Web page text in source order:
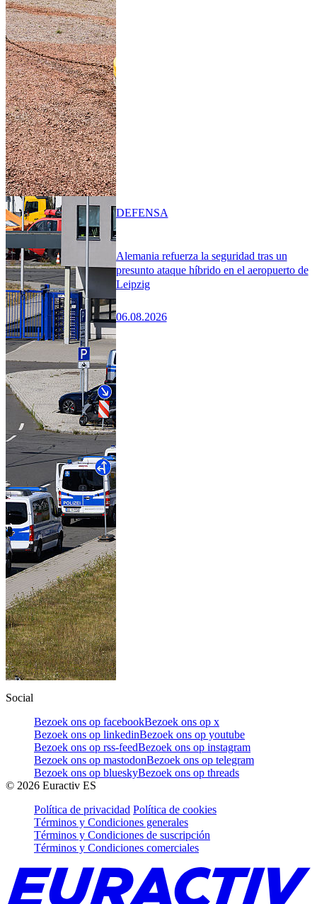
Alemania refuerza la seguridad tras un
presunto ataque híbrido en el aeropuerto de
Leipzig
06.08.2026
DEFENSA
Social
Bezoek ons op facebookBezoek ons op x
Bezoek ons op linkedinBezoek ons op youtube
Bezoek ons op rss-feedBezoek ons op instagram
Bezoek ons op mastodonBezoek ons op telegram
Bezoek ons op blueskyBezoek ons op threads
© 2026 Euractiv ES
Política de privacidad Política de cookies
Términos y Condiciones generales
Términos y Condiciones de suscripción
Términos y Condiciones comerciales